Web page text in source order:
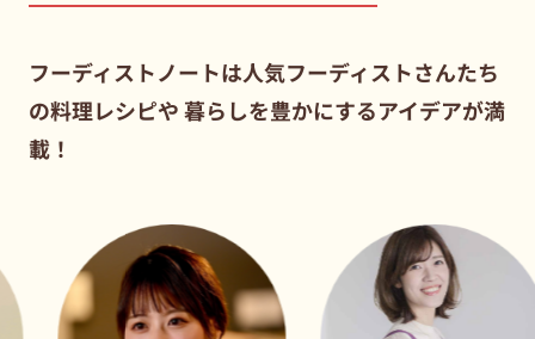
フーディストノートは人気フーディストさんたち
の料理レシピや暮らしを豊かにするアイデアが満
載！